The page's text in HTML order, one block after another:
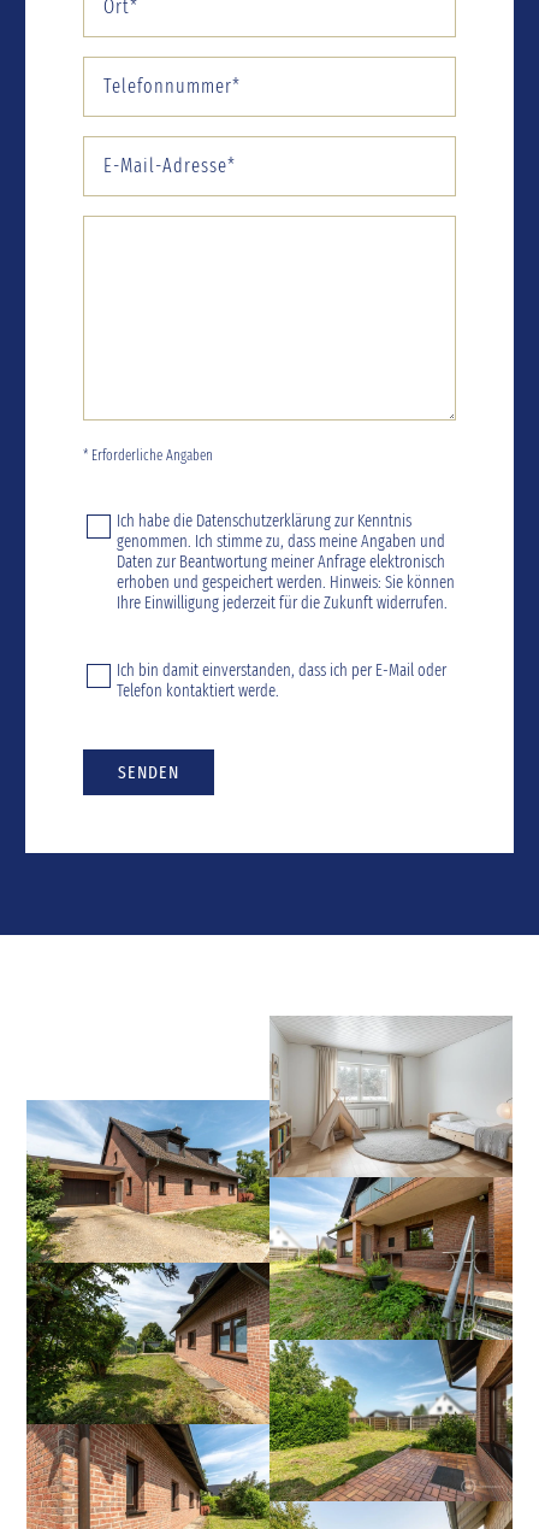
* Erforderliche Angaben
Ich habe die Datenschutzerklärungzur Kenntnis
genommen. Ich stimme zu, dass meine Angaben und
Daten zur Beantwortung meiner Anfrage elektronisch
erhoben und gespeichert werden. Hinweis: Sie können
Ihre Einwilligung jederzeit für die Zukunft widerrufen.
Ich bin damit einverstanden, dass ich per E-Mail oder
Telefon kontaktiert werde.
SENDEN